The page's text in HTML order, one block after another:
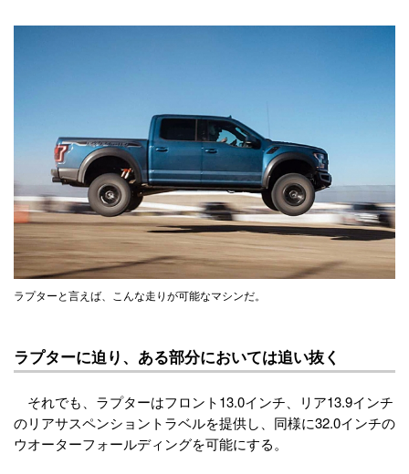
ラプターと言えば、こんな走りが可能なマシンだ。
ラプターに迫り、ある部分においては追い抜く
それでも、ラプターはフロント13.0インチ、リア13.9インチ
のリアサスペンショントラベルを提供し、同様に32.0インチの
ウオーターフォールディングを可能にする。